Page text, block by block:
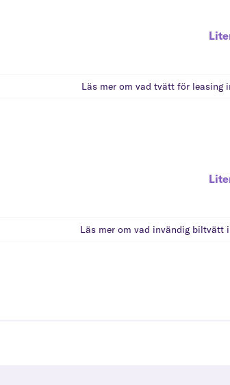
Läs mer om vad tvätt för leasing
Läs mer om vad invändig biltvätt